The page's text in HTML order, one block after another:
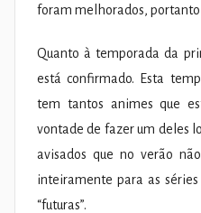
foram melhorados,
Quanto à temporada da
está confirmado. Esta
tem tantos animes que
vontade de fazer um deles
avisados que no verão
inteiramente para as
“futuras”.